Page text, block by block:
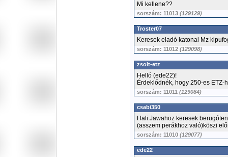
Mi kellene??
sorszám: 11013 (129129)
Troster07
Keresek eladó katonai Mz
sorszám: 11012 (129098)
zsolt-etz
Helló (ede22)!
Érdeklődnék, hogy 250-es ETZ-
sorszám: 11011 (129084)
csabi350
Hali.Jawahoz keresek
(asszem perákhoz való)köszi
sorszám: 11010 (129077)
ede22